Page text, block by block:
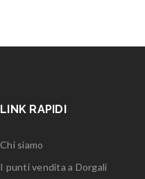
LINK RAPIDI
Chi siamo
I punti vendita a Dorgali